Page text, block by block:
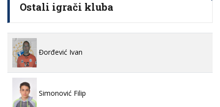
Ostali igrači kluba
Đorđević Ivan
Simonović Filip